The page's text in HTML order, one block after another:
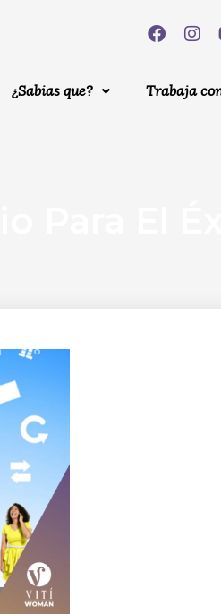
¿Sabias que? Trabaja